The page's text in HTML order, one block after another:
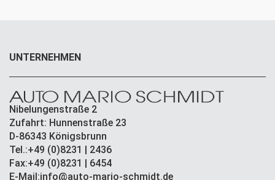
UNTERNEHMEN
Nibelungenstraße 2
Zufahrt: Hunnenstraße 23
D-86343 Königsbrunn
Tel.:+49 (0)8231 | 2436
Fax:+49 (0)8231 | 6454
E-Mail:info@auto-mario-schmidt.de